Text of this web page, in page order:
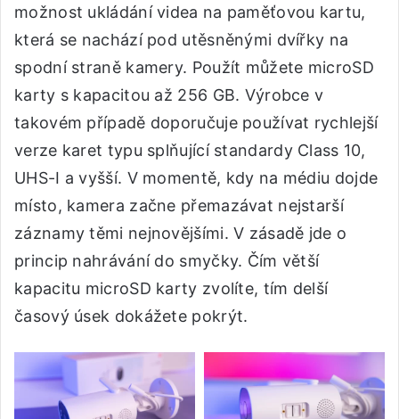
možnost ukládání videa na paměťovou kartu,
která se nachází pod utěsněnými dvířky na
spodní straně kamery. Použít můžete microSD
karty s kapacitou až 256 GB. Výrobce v
takovém případě doporučuje používat rychlejší
verze karet typu splňující standardy Class 10,
UHS-I a vyšší. V momentě, kdy na médiu dojde
místo, kamera začne přemazávat nejstarší
záznamy těmi nejnovějšími. V zásadě jde o
princip nahrávání do smyčky. Čím větší
kapacitu microSD karty zvolíte, tím delší
časový úsek dokážete pokrýt.